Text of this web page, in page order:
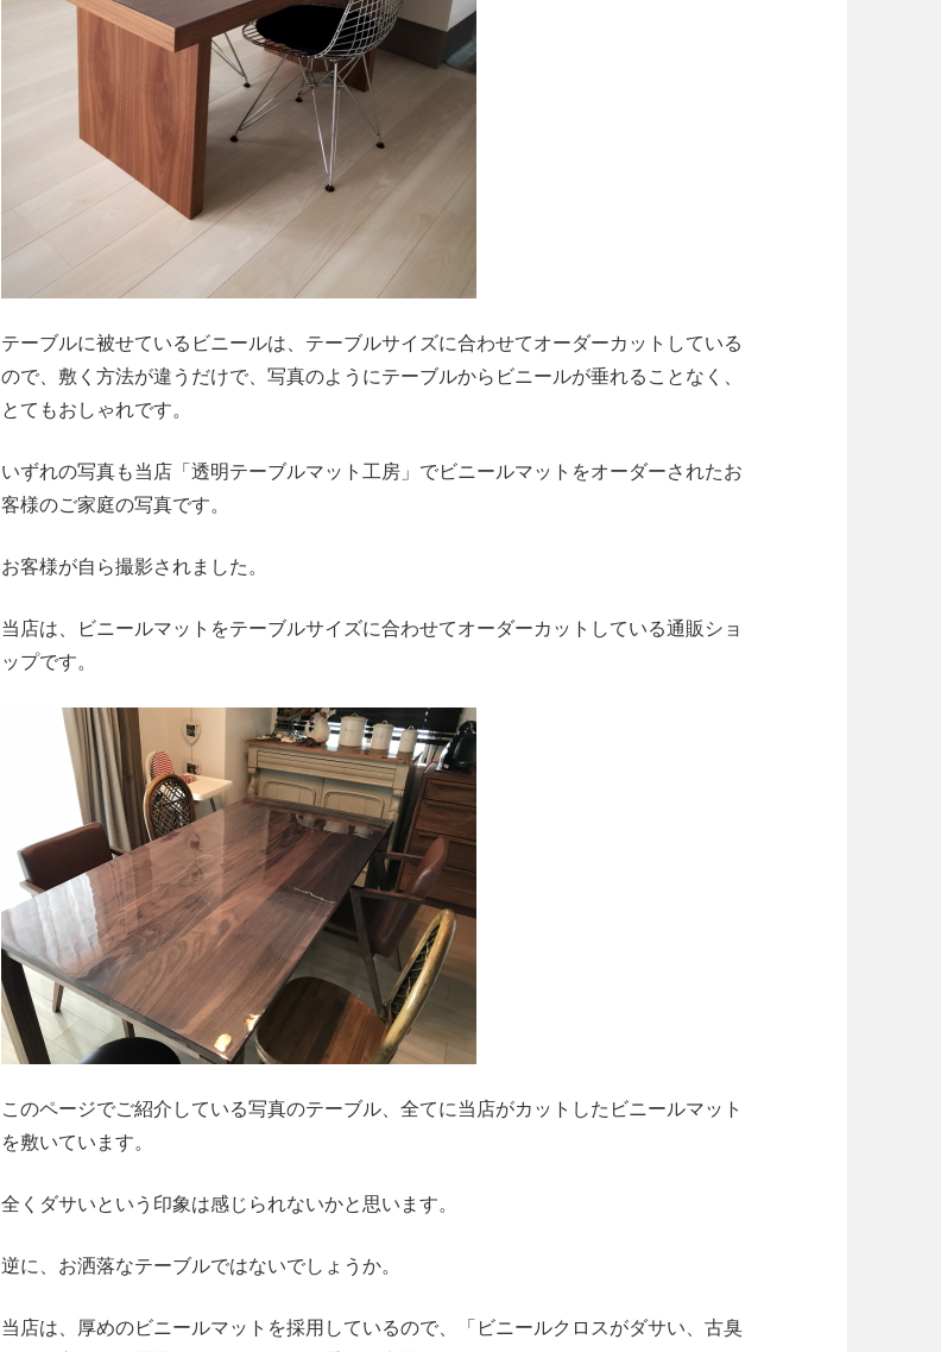
テーブルに被せているビニールは、テーブルサイズに合わせてオーダーカットしている
ので、敷く方法が違うだけで、写真のようにテーブルからビニールが垂れることなく、
とてもおしゃれです。
いずれの写真も当店「透明テーブルマット工房」でビニールマットをオーダーされたお
客様のご家庭の写真です。
お客様が自ら撮影されました。
当店は、ビニールマットをテーブルサイズに合わせてオーダーカットしている通販ショ
ップです。
このページでご紹介している写真のテーブル、全てに当店がカットしたビニールマット
を敷いています。
全くダサいという印象は感じられないかと思います。
逆に、お洒落なテーブルではないでしょうか。
当店は、厚めのビニールマットを採用しているので、「ビニールクロスがダサい、古臭